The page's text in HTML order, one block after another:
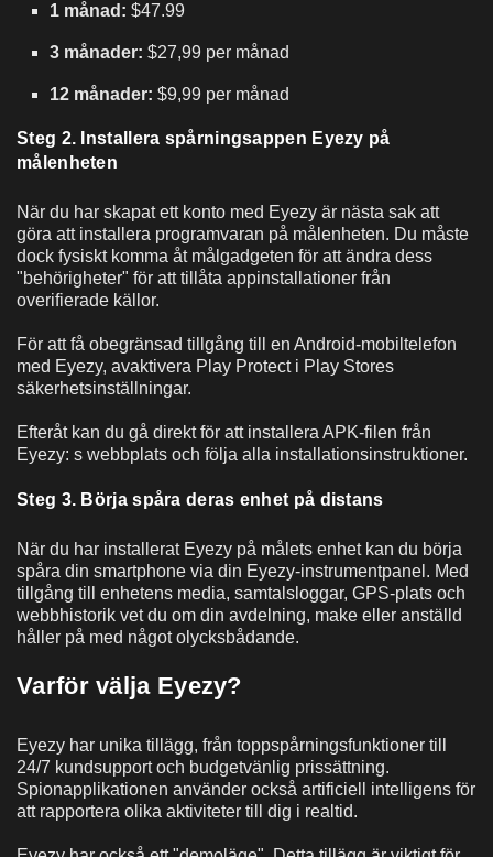
1 månad: $47.99
3 månader: $27,99 per månad
12 månader: $9,99 per månad
Steg 2. Installera spårningsappen Eyezy på
målenheten
När du har skapat ett konto med Eyezy är nästa sak att
göra att installera programvaran på målenheten. Du måste
dock fysiskt komma åt målgadgeten för att ändra dess
"behörigheter" för att tillåta appinstallationer från
overifierade källor.
För att få obegränsad tillgång till en Android-mobiltelefon
med Eyezy, avaktivera Play Protect i Play Stores
säkerhetsinställningar.
Efteråt kan du gå direkt för att installera APK-filen från
Eyezy: s webbplats och följa alla installationsinstruktioner.
Steg 3. Börja spåra deras enhet på distans
När du har installerat Eyezy på målets enhet kan du börja
spåra din smartphone via din Eyezy-instrumentpanel. Med
tillgång till enhetens media, samtalsloggar, GPS-plats och
webbhistorik vet du om din avdelning, make eller anställd
håller på med något olycksbådande.
Varför välja Eyezy?
Eyezy har unika tillägg, från toppspårningsfunktioner till
24/7 kundsupport och budgetvänlig prissättning.
Spionapplikationen använder också artificiell intelligens för
att rapportera olika aktiviteter till dig i realtid.